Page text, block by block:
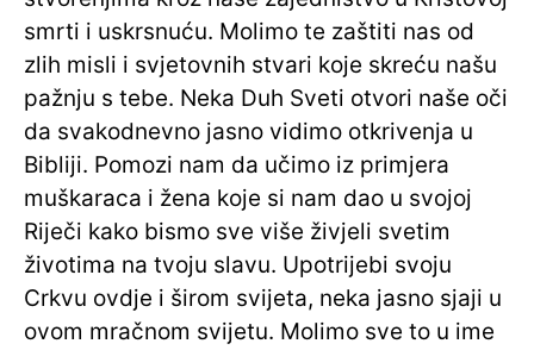
smrti i uskrsnuću. Molimo te zaštiti nas od
zlih misli i svjetovnih stvari koje skreću našu
pažnju s tebe. Neka Duh Sveti otvori naše oči
da svakodnevno jasno vidimo otkrivenja u
Bibliji. Pomozi nam da učimo iz primjera
muškaraca i žena koje si nam dao u svojoj
Riječi kako bismo sve više živjeli svetim
životima na tvoju slavu. Upotrijebi svoju
Crkvu ovdje i širom svijeta, neka jasno sjaji u
ovom mračnom svijetu. Molimo sve to u ime